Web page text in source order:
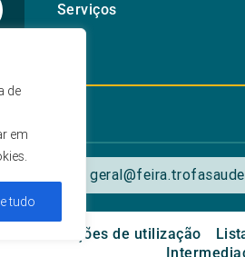
de
em
tudo
Serviços
e condições de utilização